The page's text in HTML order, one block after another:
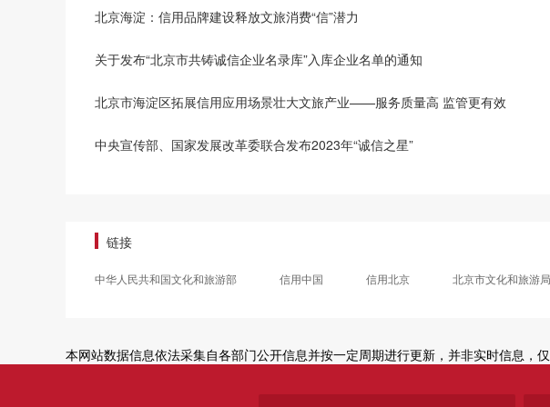
北京海淀：信用品牌建设释放文旅消费“信”潜力
关于发布“北京市共铸诚信企业名录库”入库企业名单的通知
北京市海淀区拓展信用应用场景壮大文旅产业——服务质量高 监管更有效
中央宣传部、国家发展改革委联合发布2023年“诚信之星”
链接
中华人民共和国文化和旅游部 信用中国 信用北京 北京市文化和旅游局
本网站数据信息依法采集自各部门公开信息并按一定周期进行更新，并非实时信息，